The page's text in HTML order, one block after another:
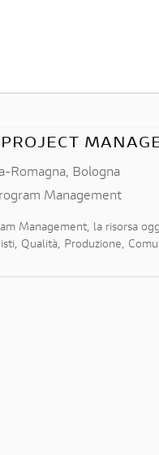
Romagna, Bologna
Management
Management, la risorsa
Qualità, Produzione,
oggetto della ri